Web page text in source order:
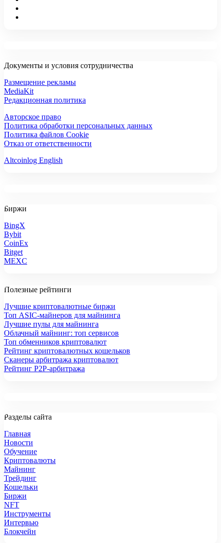
Документы и условия сотрудничества
Размещение рекламы
MediaKit
Редакционная политика
Авторское право
Политика обработки персональных данных
Политика файлов Cookie
Отказ от ответственности
Altcoinlog English
Биржи
BingX
Bybit
CoinEx
Bitget
MEXC
Полезные рейтинги
Лучшие криптовалютные биржи
Топ ASIC-майнеров для майнинга
Лучшие пулы для майнинга
Облачный майнинг: топ сервисов
Топ обменников криптовалют
Рейтинг криптовалютных кошельков
Сканеры арбитража криптовалют
Рейтинг P2P-арбитража
Разделы сайта
Главная
Новости
Обучение
Криптовалюты
Майнинг
Трейдинг
Кошельки
Биржи
NFT
Инструменты
Интервью
Блокчейн